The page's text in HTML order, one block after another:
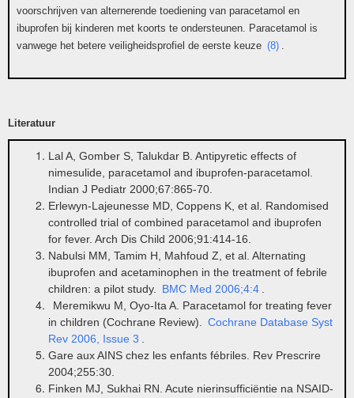
voorschrijven van alternerende toediening van paracetamol en
ibuprofen bij kinderen met koorts te ondersteunen. Paracetamol is
vanwege het betere veiligheidsprofiel de eerste keuze (8)
Literatuur
Lal A, Gomber S, Talukdar B. Antipyretic effects of
nimesulide, paracetamol and ibuprofen-paracetamol.
Indian J Pediatr 2000;67:865-70.
Erlewyn-Lajeunesse MD, Coppens K, et al. Randomised
controlled trial of combined paracetamol and ibuprofen
for fever. Arch Dis Child 2006;91:414-16.
Nabulsi MM, Tamim H, Mahfoud Z, et al. Alternating
ibuprofen and acetaminophen in the treatment of febrile
children: a pilot study. BMC Med 2006;4:4 .
Meremikwu M, Oyo-Ita A. Paracetamol for treating fever
in children (Cochrane Review). Cochrane Database Syst
Rev 2006, Issue 3 .
Gare aux AINS chez les enfants fébriles. Rev Prescrire
2004;255:30.
Finken MJ, Sukhai RN. Acute nierinsufficiëntie na NSAID-